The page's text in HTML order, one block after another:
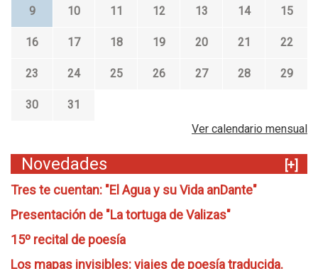
9 10 11 12 13 14 15
16 17 18 19 20 21 22
23 24 25 26 27 28 29
30
31
Ver calendario mensual
Novedades
[+]
Tres te cuentan: "El Agua y su Vida anDante"
Presentación de "La tortuga de Valizas"
15º recital de poesía
Los mapas invisibles: viajes de poesía traducida.